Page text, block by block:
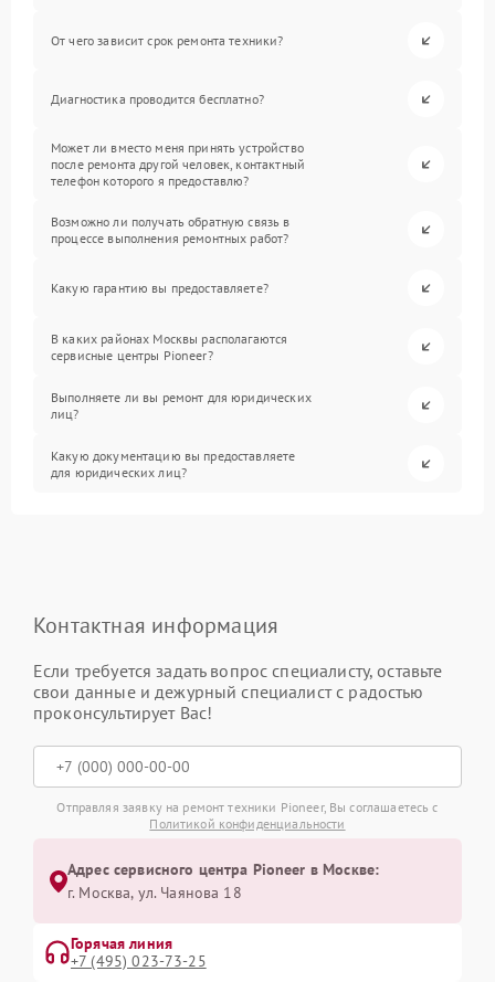
От чего зависит срок ремонта техники?
Диагностика проводится бесплатно?
Может ли вместо меня принять устройство
после ремонта другой человек, контактный
телефон которого я предоставлю?
Возможно ли получать обратную связь в
процессе выполнения ремонтных работ?
Какую гарантию вы предоставляете?
В каких районах Москвы располагаются
сервисные центры Pioneer?
Выполняете ли вы ремонт для юридических
лиц?
Какую документацию вы предоставляете
для юридических лиц?
Контактная информация
Если требуется задать вопрос специалисту, оставьте
свои данные и дежурный специалист с радостью
проконсультирует Вас!
Отправляя заявку на ремонт техники Pioneer, Вы соглашаетесь с
Политикой конфиденциальности
Адрес сервисного центра Pioneer в Москве:
г. Москва, ул. Чаянова 18
Горячая линия
+7 (495) 023-73-25